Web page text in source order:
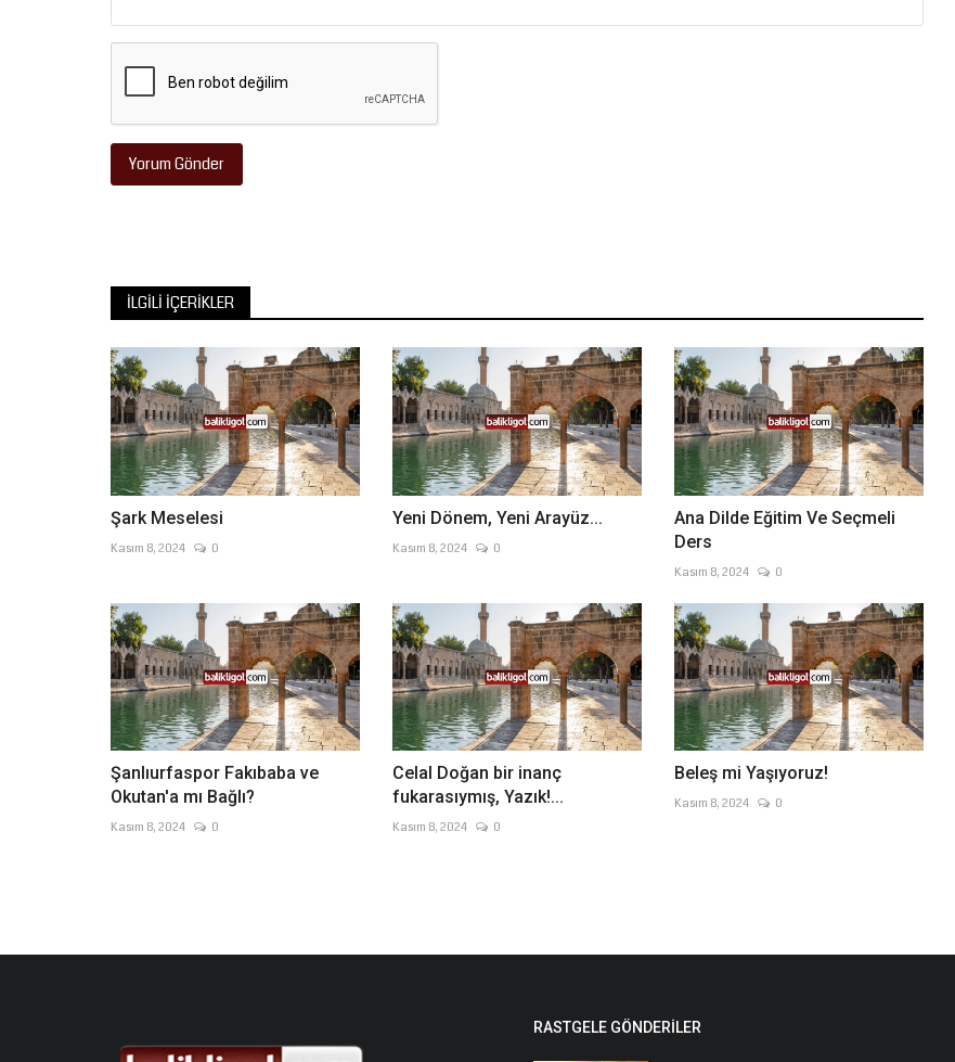
Yorum Gönder
İLGILI İÇERIKLER
Şark Meselesi
Kasım 8, 2024 0
Yeni Dönem, Yeni Arayüz...
Kasım 8, 2024 0
Ana Dilde Eğitim Ve Seçmeli
Ders
Kasım 8, 2024 0
Şanlıurfaspor Fakıbaba ve
Okutan'a mı Bağlı?
Kasım 8, 2024 0
Celal Doğan bir inanç
fukarasıymış, Yazık!...
Kasım 8, 2024 0
Beleş mi Yaşıyoruz!
Kasım 8, 2024 0
RASTGELE GÖNDERILER